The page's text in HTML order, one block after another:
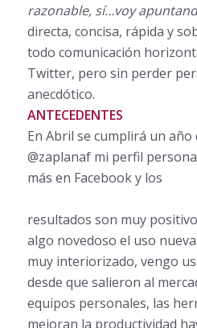
razonable, sí…voy
directa, concisa, rápida y
todo comunicación
Twitter, pero sin perder
anecdótico.
ANTECEDENTES
En Abril se cumplirá un año
@zaplanaf mi perfil
más en Facebook y los
resultados son muy
algo novedoso el uso
muy interiorizado, vengo
desde que salieron al
equipos personales, las
mejoran la productividad